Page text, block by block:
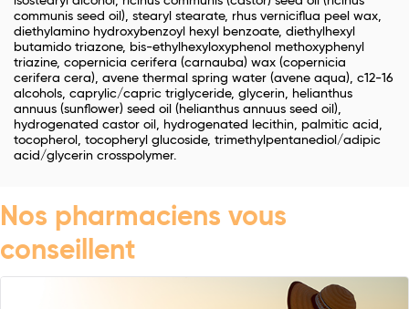
communis seed oil), stearyl stearate, rhus verniciflua peel wax,
diethylamino hydroxybenzoyl hexyl benzoate, diethylhexyl
butamido triazone, bis-ethylhexyloxyphenol methoxyphenyl
triazine, copernicia cerifera (carnauba) wax (copernicia
cerifera cera), avene thermal spring water (avene aqua), c12-16
alcohols, caprylic/capric triglyceride, glycerin, helianthus
annuus (sunflower) seed oil (helianthus annuus seed oil),
hydrogenated castor oil, hydrogenated lecithin, palmitic acid,
tocopherol, tocopheryl glucoside, trimethylpentanediol/adipic
acid/glycerin crosspolymer.
Nos pharmaciens vous
conseillent